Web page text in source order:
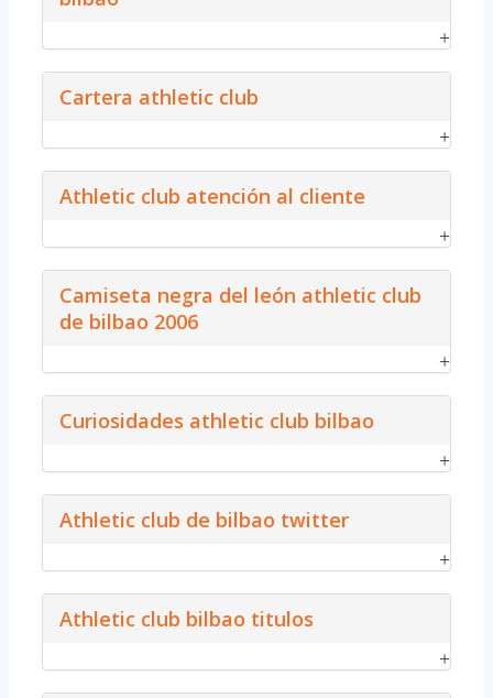
Cartera athletic club
Athletic club atención al cliente
Camiseta negra del león athletic club
de bilbao 2006
Curiosidades athletic club bilbao
Athletic club de bilbao twitter
Athletic club bilbao titulos